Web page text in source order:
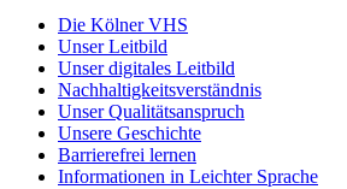
Die Kölner VHS
Unser Leitbild
Unser digitales Leitbild
Nachhaltigkeitsverständnis
Unser Qualitätsanspruch
Unsere Geschichte
Barrierefrei lernen
Informationen in Leichter Sprache